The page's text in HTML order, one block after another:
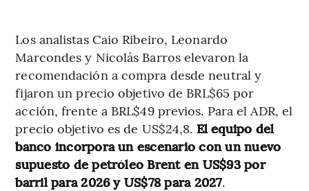
Los analistas Caio Ribeiro, Leonardo
Marcondes y Nicolás Barros elevaron la
recomendación a compra desde neutral y
fijaron un precio objetivo de BRL$65 por
acción, frente a BRL$49 previos. Para el ADR, el
precio objetivo es de US$24,8. El equipo del
banco incorpora un escenario con un nuevo
supuesto de petróleo Brent en US$93 por
barril para 2026 y US$78 para 2027.